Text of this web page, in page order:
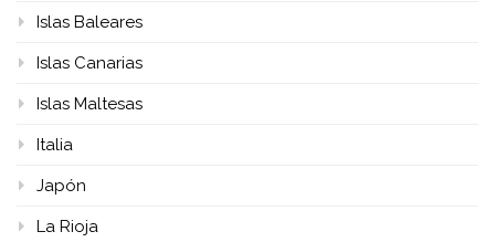
Islas Baleares
Islas Canarias
Islas Maltesas
Italia
Japón
La Rioja